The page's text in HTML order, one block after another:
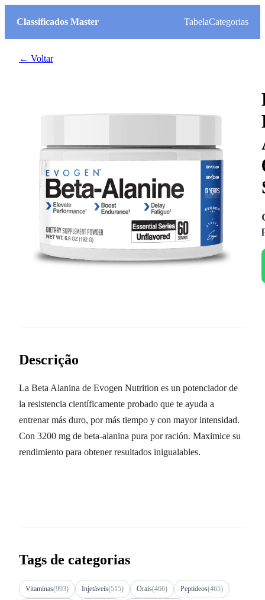
Classificados Master TabelaCategorias
← Voltar
Descrição
La Beta Alanina de Evogen Nutrition es un potenciador de
la resistencia científicamente probado que te ayuda a
entrenar más duro, por más tiempo y con mayor intensidad.
Con 3200 mg de beta-alanina pura por ración. Maximice su
rendimiento para obtener resultados inigualables.
Tags de categorias
Vitaminas(993) Injetáveis(515) Orais(466) Peptídeos(465)